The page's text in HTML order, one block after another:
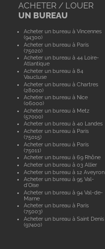
ACHETER / LOUER
UN BUREAU
Acheter un bureau à Vincennes
(94300)
Acheter un bureau à Paris
(75020)
Acheter un bureau à 44 Loire-
Atlantique
Acheter un bureau à 84
Vaucluse
Acheter un bureau à Chartres
(28000)
Acheter un bureau à Nice
(06000)
Acheter un bureau à Metz
(57000)
Acheter un bureau à 40 Landes
Acheter un bureau à Paris
(75015)
Acheter un bureau à Paris
(75011)
Acheter un bureau à 69 Rhône
Acheter un bureau à 03 Allier
Acheter un bureau à 12 Aveyron
Acheter un bureau à 95 Val-
d'Oise
Acheter un bureau à 94 Val-de-
Marne
Acheter un bureau à Paris
(75003)
Acheter un bureau à Saint Denis
(97400)